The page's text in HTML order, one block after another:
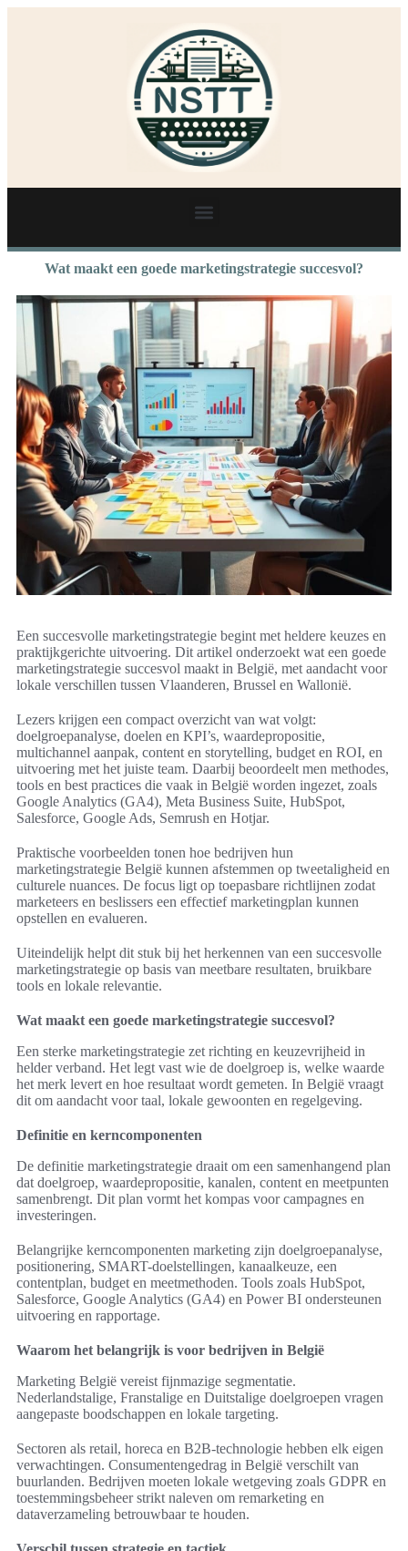
Wat maakt een goede marketingstrategie succesvol?
Een succesvolle marketingstrategie begint met heldere keuzes en
praktijkgerichte uitvoering. Dit artikel onderzoekt wat een goede
marketingstrategie succesvol maakt in België, met aandacht voor
lokale verschillen tussen Vlaanderen, Brussel en Wallonië.
Lezers krijgen een compact overzicht van wat volgt:
doelgroepanalyse, doelen en KPI’s, waardepropositie,
multichannel aanpak, content en storytelling, budget en ROI, en
uitvoering met het juiste team. Daarbij beoordeelt men methodes,
tools en best practices die vaak in België worden ingezet, zoals
Google Analytics (GA4), Meta Business Suite, HubSpot,
Salesforce, Google Ads, Semrush en Hotjar.
Praktische voorbeelden tonen hoe bedrijven hun
marketingstrategie België kunnen afstemmen op tweetaligheid en
culturele nuances. De focus ligt op toepasbare richtlijnen zodat
marketeers en beslissers een effectief marketingplan kunnen
opstellen en evalueren.
Uiteindelijk helpt dit stuk bij het herkennen van een succesvolle
marketingstrategie op basis van meetbare resultaten, bruikbare
tools en lokale relevantie.
Wat maakt een goede marketingstrategie succesvol?
Een sterke marketingstrategie zet richting en keuzevrijheid in
helder verband. Het legt vast wie de doelgroep is, welke waarde
het merk levert en hoe resultaat wordt gemeten. In België vraagt
dit om aandacht voor taal, lokale gewoonten en regelgeving.
Definitie en kerncomponenten
De definitie marketingstrategie draait om een samenhangend plan
dat doelgroep, waardepropositie, kanalen, content en meetpunten
samenbrengt. Dit plan vormt het kompas voor campagnes en
investeringen.
Belangrijke kerncomponenten marketing zijn doelgroepanalyse,
positionering, SMART-doelstellingen, kanaalkeuze, een
contentplan, budget en meetmethoden. Tools zoals HubSpot,
Salesforce, Google Analytics (GA4) en Power BI ondersteunen
uitvoering en rapportage.
Waarom het belangrijk is voor bedrijven in België
Marketing België vereist fijnmazige segmentatie.
Nederlandstalige, Franstalige en Duitstalige doelgroepen vragen
aangepaste boodschappen en lokale targeting.
Sectoren als retail, horeca en B2B-technologie hebben elk eigen
verwachtingen. Consumentengedrag in België verschilt van
buurlanden. Bedrijven moeten lokale wetgeving zoals GDPR en
toestemmingsbeheer strikt naleven om remarketing en
dataverzameling betrouwbaar te houden.